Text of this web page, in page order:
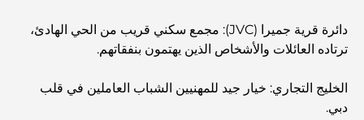
كيفية الحصول على قرض عقاري في دبي: الدليل الشامل
مخطط تلال الغاف الرئيسي: معيار جديد للحياة المتكاملة في
دائرة قرية جميرا (JVC): مجمع سكني قريب من الحي الهادئ،
ترتاده العائلات والأشخاص الذين يهتمون بنفقاتهم.
الخليج التجاري: خيار جيد للمهنيين الشباب العاملين في قلب
دبي.